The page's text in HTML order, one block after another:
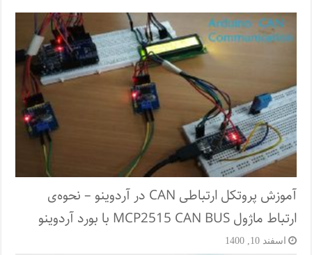
آموزش پروتکل ارتباطی CAN در آردوینو – نحوه‌ی
ارتباط ماژول MCP2515 CAN BUS با بورد آردوینو
اسفند 10, 1400